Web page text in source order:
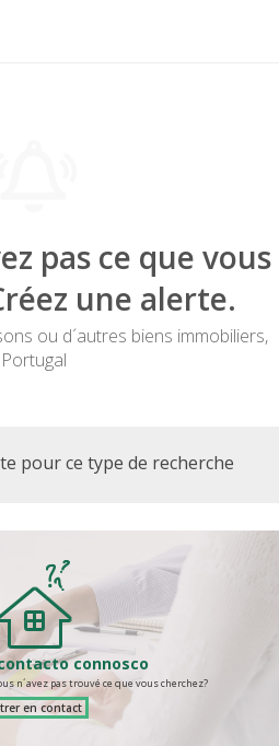
pas ce que vous
une alerte.
ou d´autres biens immobiliers,
Portugal
pour ce type de recherche
connosco
n´avez pas trouvé ce que vous cherchez?
en contact